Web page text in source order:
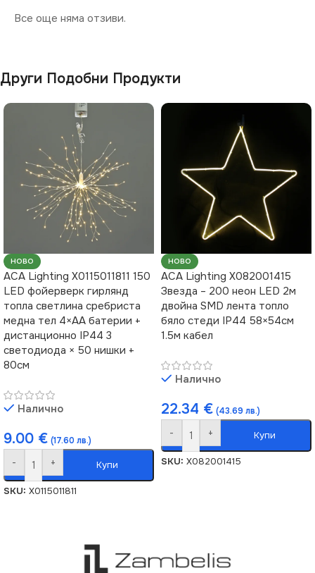
Все още няма отзиви.
Други Подобни Продукти
НОВО
ACA Lighting X0115011811 150
LED фойерверк гирлянд
топла светлина сребриста
медна тел 4×AA батерии +
дистанционно IP44 3
светодиода × 50 нишки +
80см
Налично
9.00 € (17.60 лв.)
- + Купи
SKU: X0115011811
НОВО
ACA Lighting X082001415
Звезда – 200 неон LED 2м
двойна SMD лента топло
бяло стеди IP44 58×54см
1.5м кабел
Налично
22.34 € (43.69 лв.)
- + Купи
SKU: X082001415